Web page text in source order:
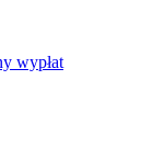
wypłat